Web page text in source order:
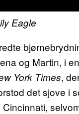
Eagle
og Martin, i
York Times,
det sjove i
Cincinnati,